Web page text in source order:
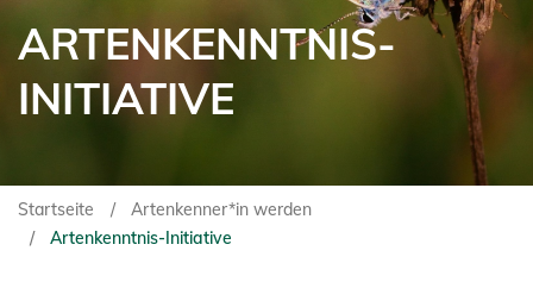
ARTENKENNTNIS-
INITIATIVE
Startseite
Artenkenner*in werden
Artenkenntnis-Initiative